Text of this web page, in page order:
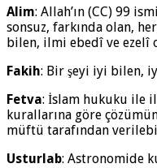
Alim: Allah’ın (CC) 99
sonsuz, farkında olan,
bilen, ilmi ebedî ve ezelî
Fakih: Bir şeyi iyi bilen,
Fetva: İslam hukuku ile
kurallarına göre
müftü tarafından
Usturlab: Astronomide